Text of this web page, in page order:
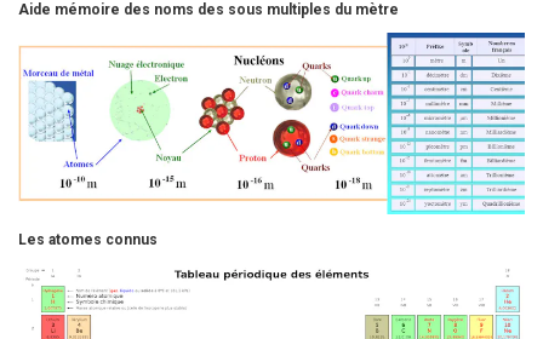
Aide mémoire des noms des sous multiples du mètre
Les atomes connus